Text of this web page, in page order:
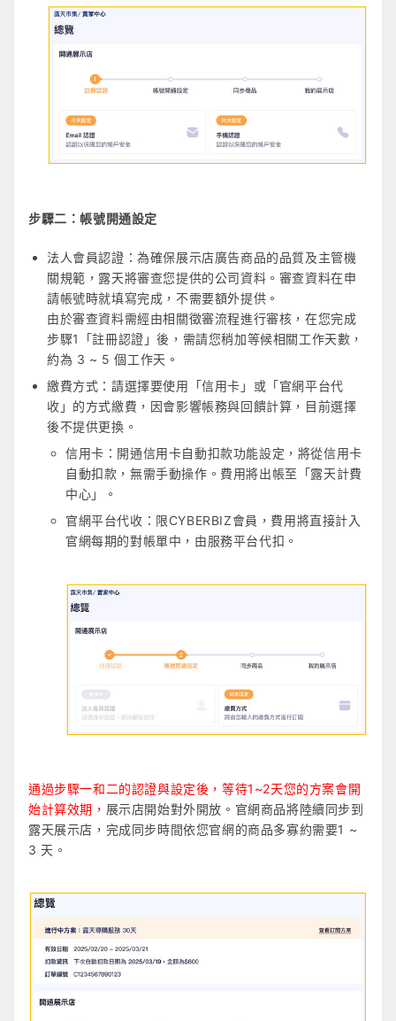
步驟二：帳號開通設定
法人會員認證：為確保展示店廣告商品的品質及主管機
關規範，露天將審查您提供的公司資料。審查資料在申
請帳號時就填寫完成，不需要額外提供。
由於審查資料需經由相關徵審流程進行審核，在您完成
步驟1「註冊認證」後，需請您稍加等候相關工作天數，
約為 3 ~ 5 個工作天。
繳費方式：請選擇要使用「信用卡」或「官網平台代
收」的方式繳費，因會影響帳務與回饋計算，目前選擇
後不提供更換。
信用卡：開通信用卡自動扣款功能設定，將從信用卡
自動扣款，無需手動操作。費用將出帳至「露天計費
中心」。
官網平台代收：限CYBERBIZ會員，費用將直接計入
官網每期的對帳單中，由服務平台代扣。
通過步驟一和二的認證與設定後，等待1~2天您的方案會開
始計算效期， 展示店開始對外開放。 官網商品將陸續同步到
露天展示店，完成同步時間依您官網的商品多寡約需要1 ~
3 天。